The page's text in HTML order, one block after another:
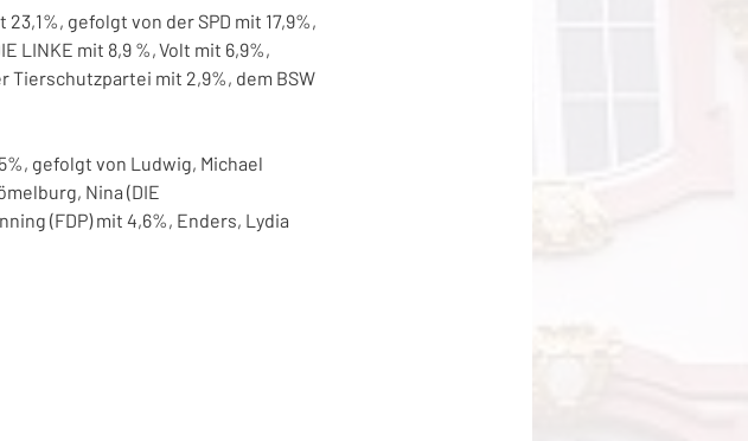
gefolgt von der SPD mit 17,9%,
LINKE mit 8,9 %, Volt mit 6,9%,
Tierschutzpartei mit 2,9%, dem BSW
gefolgt von Ludwig, Michael
Nina (DIE
(FDP) mit 4,6%, Enders, Lydia